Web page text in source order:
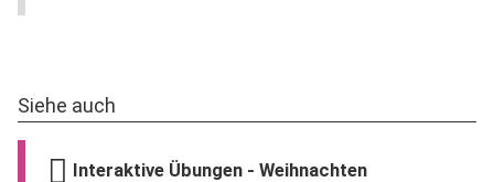
Siehe auch
Interaktive Übungen - Weihnachten